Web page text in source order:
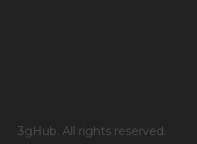
3gHub. All rights reserved.